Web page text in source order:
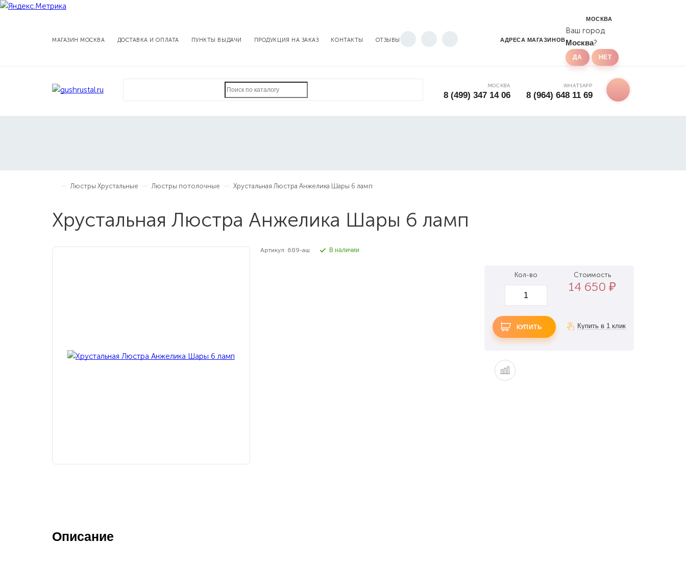
МАГАЗИН МОСКВА ДОСТАВКА И ОПЛАТА ПУНКТЫ ВЫДАЧИ ПРОДУКЦИЯ НА ЗАКАЗ КОНТАКТЫ ОТЗЫВЫ АДРЕСА МАГАЗИНОВ
МОСКВА
Ваш город
Москва?
МОСКВА
8 (499) 347 14 06
WHATSAPP
8 (964) 648 11 69
Люстры Хрустальные Люстры потолочные Хрустальная Люстра Анжелика Шары 6 ламп
Хрустальная Люстра Анжелика Шары 6 ламп
Артикул: 689-аш В наличии
Кол-во Стоимость
14 650₽
КУПИТЬ
Описание